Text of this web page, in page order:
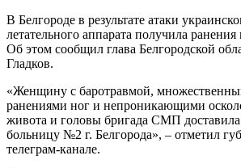
В Белгороде в результате атаки
летательного аппарата получила
Об этом сообщил глава Белгородской
Гладков.
«Женщину с баротравмой,
ранениями ног и непроникающими
живота и головы бригада СМП
больницу №2 г. Белгорода», – отметил
телеграм-канале.